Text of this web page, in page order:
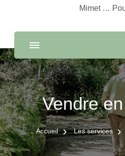
Mimet …
Vendre
Accueil Les services